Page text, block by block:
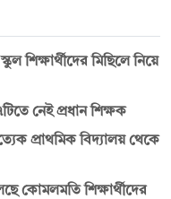
শিক্ষার্থীদের মিছিলে নিয়ে
নেই প্রধান শিক্ষক
প্রাথমিক বিদ্যালয় থেকে
কোমলমতি শিক্ষার্থীদের